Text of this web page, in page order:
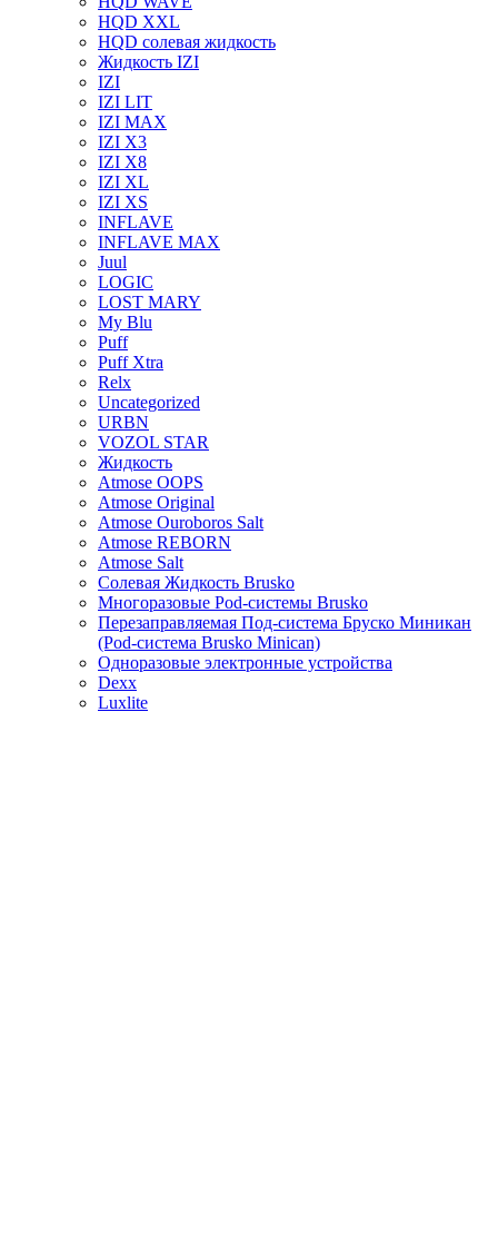
HQD XXL
HQD солевая жидкость
Жидкость IZI
IZI
IZI LIT
IZI MAX
IZI X3
IZI X8
IZI XL
IZI XS
INFLAVE
INFLAVE MAX
Juul
LOGIC
LOST MARY
My Blu
Puff
Puff Xtra
Relx
Uncategorized
URBN
VOZOL STAR
Жидкость
Atmose OOPS
Atmose Original
Atmose Ouroboros Salt
Atmose REBORN
Atmose Salt
Солевая Жидкость Brusko
Многоразовые Pod-системы Brusko
Перезаправляемая Под-система Бруско Миникан
(Pod-система Brusko Minican)
Одноразовые электронные устройства
Dexx
Luxlite